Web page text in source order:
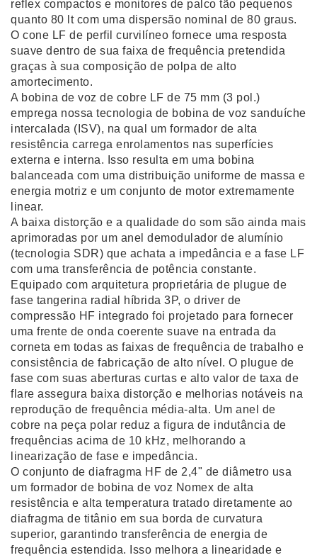
reflex compactos e monitores de palco tão pequenos
quanto 80 lt com uma dispersão nominal de 80 graus.
O cone LF de perfil curvilíneo fornece uma resposta
suave dentro de sua faixa de frequência pretendida
graças à sua composição de polpa de alto
amortecimento.
A bobina de voz de cobre LF de 75 mm (3 pol.)
emprega nossa tecnologia de bobina de voz sanduíche
intercalada (ISV), na qual um formador de alta
resistência carrega enrolamentos nas superfícies
externa e interna. Isso resulta em uma bobina
balanceada com uma distribuição uniforme de massa e
energia motriz e um conjunto de motor extremamente
linear.
A baixa distorção e a qualidade do som são ainda mais
aprimoradas por um anel demodulador de alumínio
(tecnologia SDR) que achata a impedância e a fase LF
com uma transferência de potência constante.
Equipado com arquitetura proprietária de plugue de
fase tangerina radial híbrida 3P, o ​​driver de
compressão HF integrado foi projetado para fornecer
uma frente de onda coerente suave na entrada da
corneta em todas as faixas de frequência de trabalho e
consistência de fabricação de alto nível. O plugue de
fase com suas aberturas curtas e alto valor de taxa de
flare assegura baixa distorção e melhorias notáveis ​​na
reprodução de frequência média-alta. Um anel de
cobre na peça polar reduz a figura de indutância de
frequências acima de 10 kHz, melhorando a
linearização de fase e impedância.
O conjunto de diafragma HF de 2,4" de diâmetro usa
um formador de bobina de voz Nomex de alta
resistência e alta temperatura tratado diretamente ao
diafragma de titânio em sua borda de curvatura
superior, garantindo transferência de energia de
frequência estendida. Isso melhora a linearidade e